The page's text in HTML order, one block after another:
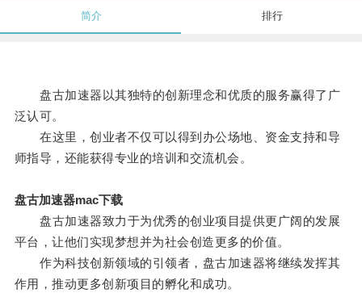
简介 排行
盘古加速器以其独特的创新理念和优质的服务赢得了广
泛认可。
在这里，创业者不仅可以得到办公场地、资金支持和导
师指导，还能获得专业的培训和交流机会。
盘古加速器mac下载
盘古加速器致力于为优秀的创业项目提供更广阔的发展
平台，让他们实现梦想并为社会创造更多的价值。
作为科技创新领域的引领者，盘古加速器将继续发挥其
作用，推动更多创新项目的孵化和成功。